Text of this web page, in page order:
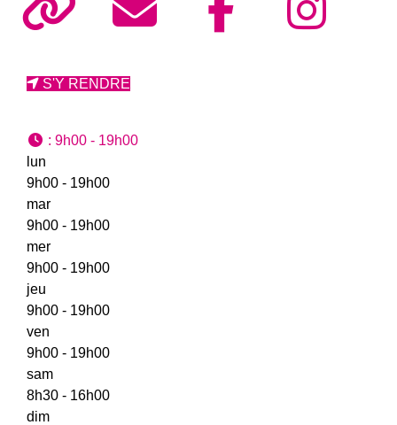
S'Y RENDRE
: 9h00 - 19h00
lun
9h00 - 19h00
mar
9h00 - 19h00
mer
9h00 - 19h00
jeu
9h00 - 19h00
ven
9h00 - 19h00
sam
8h30 - 16h00
dim